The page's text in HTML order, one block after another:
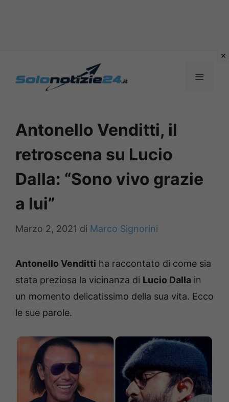
MENU
Antonello Venditti, il
retroscena su Lucio
Dalla: “Sono vivo grazie
a lui”
Marzo 2, 2021 di Marco Signorini
Antonello Venditti ha raccontato di come sia
stata preziosa la vicinanza di Lucio Dalla in
un momento delicatissimo della sua vita. Ecco
le sue parole.